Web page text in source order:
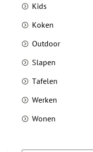
Kids
Koken
Outdoor
Slapen
Tafelen
Werken
Wonen